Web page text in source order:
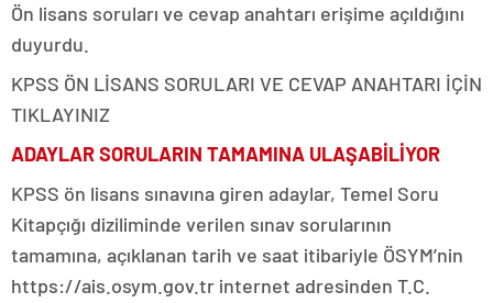
Ön lisans soruları ve cevap anahtarı erişime açıldığını
duyurdu.
KPSS ÖN LİSANS SORULARI VE CEVAP ANAHTARI İÇİN
TIKLAYINIZ
ADAYLAR SORULARIN TAMAMINA ULAŞABİLİYOR
KPSS ön lisans sınavına giren adaylar, Temel Soru
Kitapçığı diziliminde verilen sınav sorularının
tamamına, açıklanan tarih ve saat itibariyle ÖSYM’nin
https://ais.osym.gov.tr internet adresinden T.C.